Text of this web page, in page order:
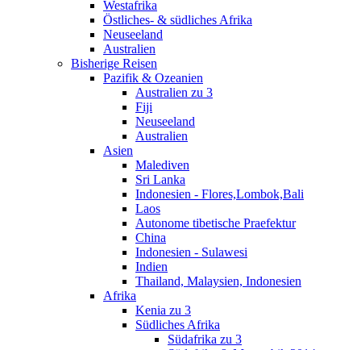
Westafrika
Östliches- & südliches Afrika
Neuseeland
Australien
Bisherige Reisen
Pazifik & Ozeanien
Australien zu 3
Fiji
Neuseeland
Australien
Asien
Malediven
Sri Lanka
Indonesien - Flores,Lombok,Bali
Laos
Autonome tibetische Praefektur
China
Indonesien - Sulawesi
Indien
Thailand, Malaysien, Indonesien
Afrika
Kenia zu 3
Südliches Afrika
Südafrika zu 3